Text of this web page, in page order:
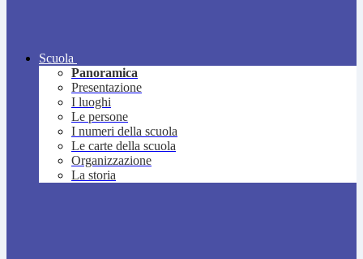
Scuola
Panoramica
Presentazione
I luoghi
Le persone
I numeri della scuola
Le carte della scuola
Organizzazione
La storia